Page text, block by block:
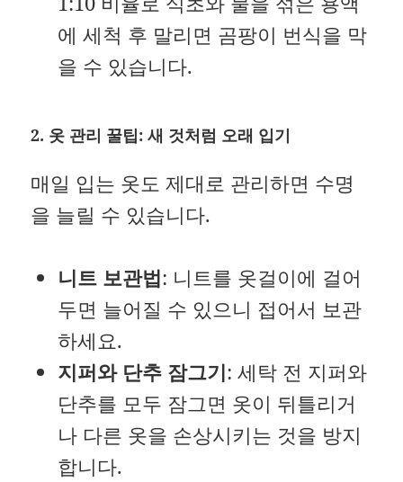
에 세척 후 말리면 곰팡이 번식을 막
을 수 있습니다.
2. 옷 관리 꿀팁: 새 것처럼 오래 입기
매일 입는 옷도 제대로 관리하면 수명
을 늘릴 수 있습니다.
니트 보관법: 니트를 옷걸이에 걸어
두면 늘어질 수 있으니 접어서 보관
하세요.
지퍼와 단추 잠그기: 세탁 전 지퍼와
단추를 모두 잠그면 옷이 뒤틀리거
나 다른 옷을 손상시키는 것을 방지
합니다.